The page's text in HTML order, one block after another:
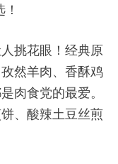
挑花眼！经典原
然羊肉、香酥鸡
肉食党的最爱。
、酸辣土豆丝煎